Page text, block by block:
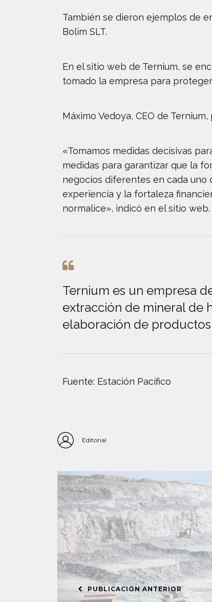
También se dieron ejemplos de
Bolim SLT.
En el sitio web de Ternium, se
tomado la empresa para
Máximo Vedoya, CEO de
«Tomamos medidas decisivas
medidas para garantizar que la
negocios diferentes en cada uno
experiencia y la fortaleza
normalice», indicó en el sitio web.
Ternium es un empresa
extracción de mineral de
elaboración de
Fuente: Estación Pacífico
Editorial
PUBLICACIÓN ANTERIOR